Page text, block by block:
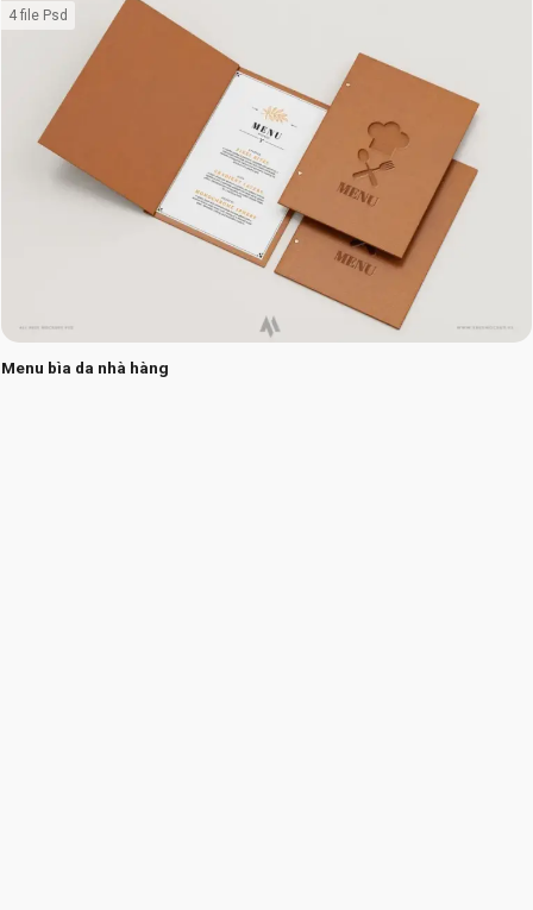
Menu bìa da nhà hàng
4 file Psd